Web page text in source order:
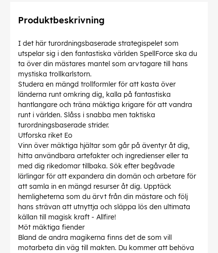
Produktbeskrivning
I det här turordningsbaserade strategispelet som
utspelar sig i den fantastiska världen SpellForce ska du
ta över din mästares mantel som arvtagare till hans
mystiska trollkarlstorn.
Studera en mängd trollformler för att kasta över
länderna runt omkring dig, kalla på fantastiska
hantlangare och träna mäktiga krigare för att vandra
runt i världen. Slåss i snabba men taktiska
turordningsbaserade strider.
Utforska riket Eo
Vinn över mäktiga hjältar som går på äventyr åt dig,
hitta användbara artefakter och ingredienser eller ta
med dig rikedomar tillbaka. Sök efter begåvade
lärlingar för att expandera din domän och arbetare för
att samla in en mängd resurser åt dig. Upptäck
hemligheterna som du ärvt från din mästare och följ
hans strävan att utnyttja och släppa lös den ultimata
källan till magisk kraft - Allfire!
Möt mäktiga fiender
Bland de andra magikerna finns det de som vill
motarbeta din väg till makten. Du kommer att behöva